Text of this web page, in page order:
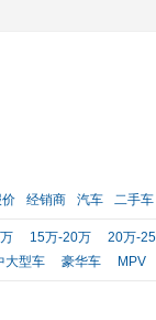
经销商 汽车 二手车
15万-20万
20万-
大型车 豪华车 MPV